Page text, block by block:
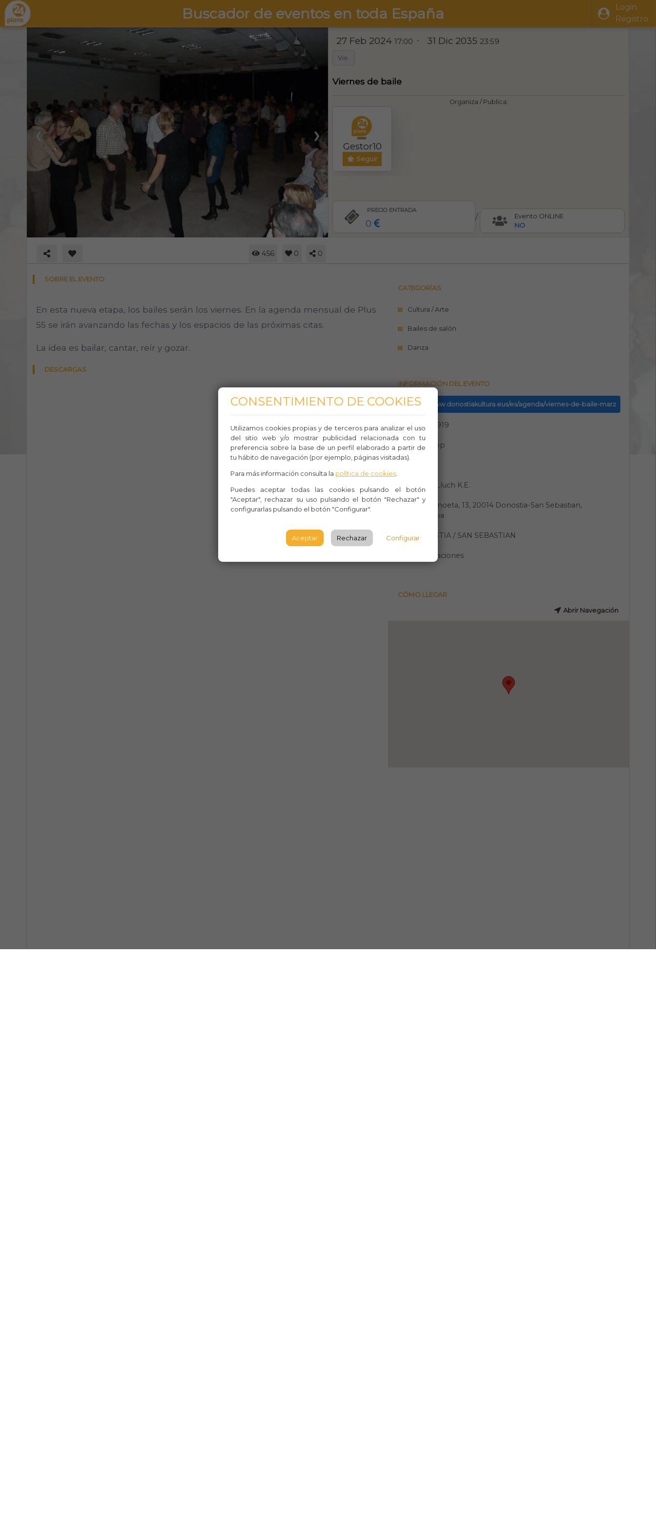
Buscador de eventos en toda España
Login
Registro
❮ ❯
27 Feb 2024 17:00 - 31 Dic 2035 23:59
Vie.
Viernes de baile
Organiza / Publica:
Gestor10
Seguir
PRECIO ENTRADA
0
/
Evento ONLINE
NO
456 0 0
SOBRE EL EVENTO
En esta nueva etapa, los bailes serán los viernes. En la agenda mensual de Plus
55 se irán avanzando las fechas y los espacios de las próximas citas.
La idea es bailar, cantar, reír y gozar.
DESCARGAS
CATEGORÍAS
Cultura / Arte
Bailes de salón
Danza
INFORMACIÓN DEL EVENTO
https://www.donostiakultura.eus/es/agenda/viernes-de-baile-marz
943481919
Whasapp
Ernest Lluch K.E.
P.º de Anoeta, 13, 20014 Donostia-San Sebastian,
Gipuzkoa
DONOSTIA / SAN SEBASTIAN
Observaciones
CÓMO LLEGAR
Abrir Navegación
CONSENTIMIENTO DE COOKIES
Utilizamos cookies propias y de terceros para analizar el uso
del sitio web y/o mostrar publicidad relacionada con tu
preferencia sobre la base de un perfil elaborado a partir de
tu hábito de navegación (por ejemplo, páginas visitadas).
Para más información consulta la política de cookies
Puedes aceptar todas las cookies pulsando el botón
"Aceptar", rechazar su uso pulsando el botón "Rechazar" y
configurarlas pulsando el botón "Configurar".
Aceptar Rechazar Configurar